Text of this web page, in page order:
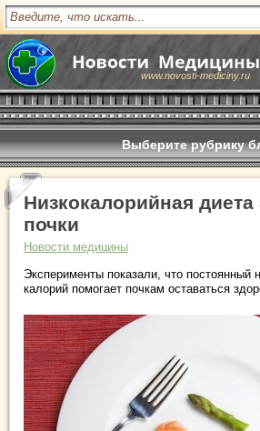
www.novosti-mediciny.ru
Выберите рубрику
Низкокалорийная
почки
Новости медицины
Эксперименты показали, что постоянный
калорий помогает почкам оставаться